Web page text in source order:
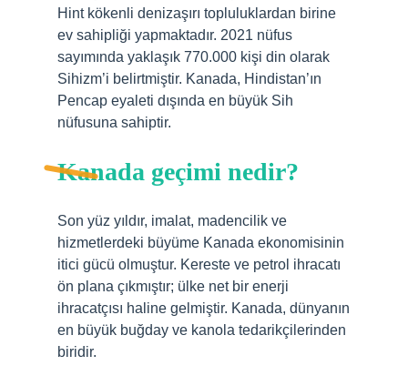
Hint kökenli denizaşırı topluluklardan birine
ev sahipliği yapmaktadır. 2021 nüfus
sayımında yaklaşık 770.000 kişi din olarak
Sihizm’i belirtmiştir. Kanada, Hindistan’ın
Pencap eyaleti dışında en büyük Sih
nüfusuna sahiptir.
Kanada geçimi nedir?
Son yüz yıldır, imalat, madencilik ve
hizmetlerdeki büyüme Kanada ekonomisinin
itici gücü olmuştur. Kereste ve petrol ihracatı
ön plana çıkmıştır; ülke net bir enerji
ihracatçısı haline gelmiştir. Kanada, dünyanın
en büyük buğday ve kanola tedarikçilerinden
biridir.